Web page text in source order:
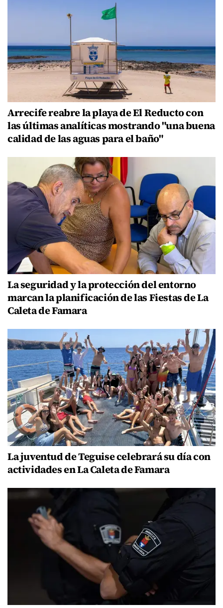
Arrecife reabre la playa de El Reducto con
las últimas analíticas mostrando "una buena
calidad de las aguas para el baño"
La seguridad y la protección del entorno
marcan la planificación de las Fiestas de La
Caleta de Famara
La juventud de Teguise celebrará su día con
actividades en La Caleta de Famara